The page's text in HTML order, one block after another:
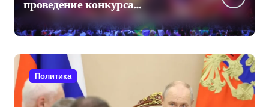
проведение конкурса
«Интервидение» в Саудовской
Аравии
Политика